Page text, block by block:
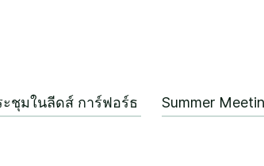
ะชุมในลีดส์ การ์ฟอร์ธ Summer